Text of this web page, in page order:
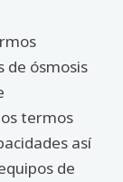
de ósmosis
termos
así
de